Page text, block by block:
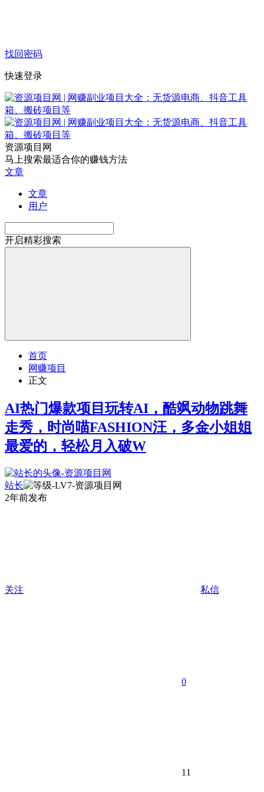
找回密码
快速登录
资源项目网
马上搜索最适合你的赚钱方法
文章
文章
用户
开启精彩搜索
首页
网赚项目
正文
AI热门爆款项目玩转AI，酷飒动物跳舞
走秀，时尚喵FASHION汪，多金小姐姐
最爱的，轻松月入破W
站长
2年前发布
关注 私信
0
11